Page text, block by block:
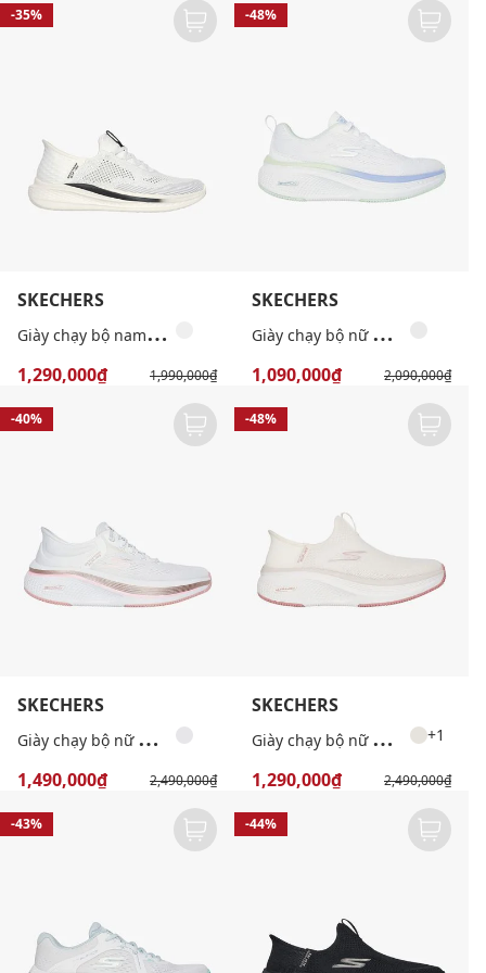
-35%
SKECHERS
G
iày chạy bộ nam RF Slade Quinto
1,290,000₫ 1,990,000₫
-48%
SKECHERS
G
iày chạy bộ nữ GO RUN Elevate 2.0
1,090,000₫ 2,090,000₫
-40%
SKECHERS
G
iày chạy bộ nữ Go Run Elevate 2.0
1,490,000₫ 2,490,000₫
-48%
SKECHERS
G
iày chạy bộ nữ Gorun Elevate 2.0 +1
1,290,000₫ 2,490,000₫
-43% -44%